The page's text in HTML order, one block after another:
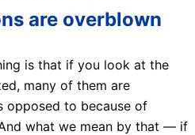
are overblown
is that if you look at the
many of them are
opposed to because of
what we mean by that — if